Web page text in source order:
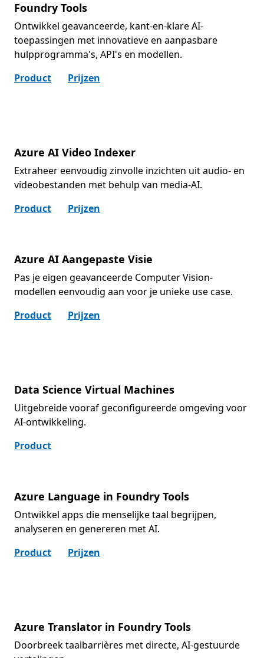
Foundry Tools
Ontwikkel geavanceerde, kant-en-klare AI-
toepassingen met innovatieve en aanpasbare
hulpprogramma's, API's en modellen.
Product
Prijzen
Azure AI Video Indexer
Extraheer eenvoudig zinvolle inzichten uit audio- en
videobestanden met behulp van media-AI.
Product
Prijzen
Azure AI Aangepaste Visie
Pas je eigen geavanceerde Computer Vision-
modellen eenvoudig aan voor je unieke use case.
Product
Prijzen
Data Science Virtual Machines
Uitgebreide vooraf geconfigureerde omgeving voor
AI-ontwikkeling.
Product
Azure Language in Foundry Tools
Ontwikkel apps die menselijke taal begrijpen,
analyseren en genereren met AI.
Product
Prijzen
Azure Translator in Foundry Tools
Doorbreek taalbarrières met directe, AI-gestuurde